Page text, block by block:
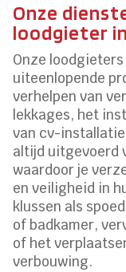
Onze
loodgieter
Onze
uiteenlopende
verhelpen van
lekkages, het
van cv-
altijd uitgevoerd
waardoor je
en veiligheid in
klussen als
of badkamer,
of het
verbouwing.